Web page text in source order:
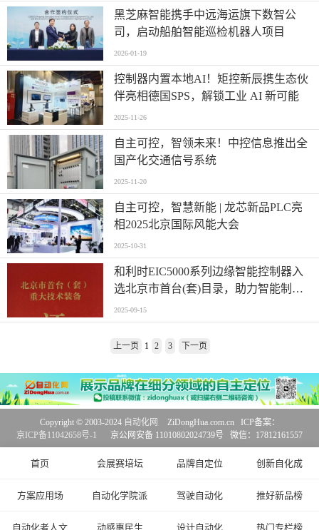
黑芝麻智能携手中远海运旗下数智公
司，启动船舶智能巡检机器人项目
2026-01-19
控制器内置本地AI！矩控新辰携生态伙
伴亮相德国SPS，解锁工业 AI 新可能
2025-11-26
自主可控，智领未来！中控信息推出全
国产化交通信号系统
2025-11-20
自主可控，智慧新能 | 龙芯新品PLC亮
相2025北京国际风能大会
2025-10-31
和利时EIC5000系列边缘智能控制器入
选北京市首台(套)目录，助力智能制造
提质升级
2025-09-15
上一页 1 2 3 下一页
首页 会展赛培坛 品牌自定位 创新自化成
方案应用场 自动化学院派 驾驶自动化 推好新品榜
自动化者人文 动感惠民生 设计自动化 热门专栏榜
Copyright © 2003-2024 自动化网
ZiDongHua.com.cn ICP备案：
京ICP备11042658号-1
京公网安备 11010802024739号 微信：17812161557